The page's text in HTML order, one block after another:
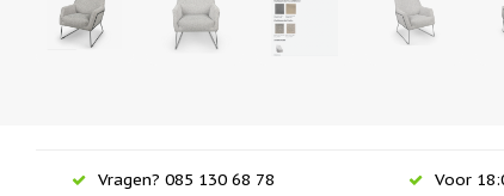
Vragen? 085 130 68 78 Voor